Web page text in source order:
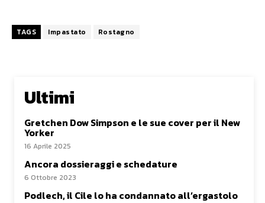
TAGS Impastato Rostagno
Ultimi
Gretchen Dow Simpson e le sue cover per il New
Yorker
16 Aprile 2025
Ancora dossieraggi e schedature
6 Ottobre 2023
Podlech, il Cile lo ha condannato all’ergastolo